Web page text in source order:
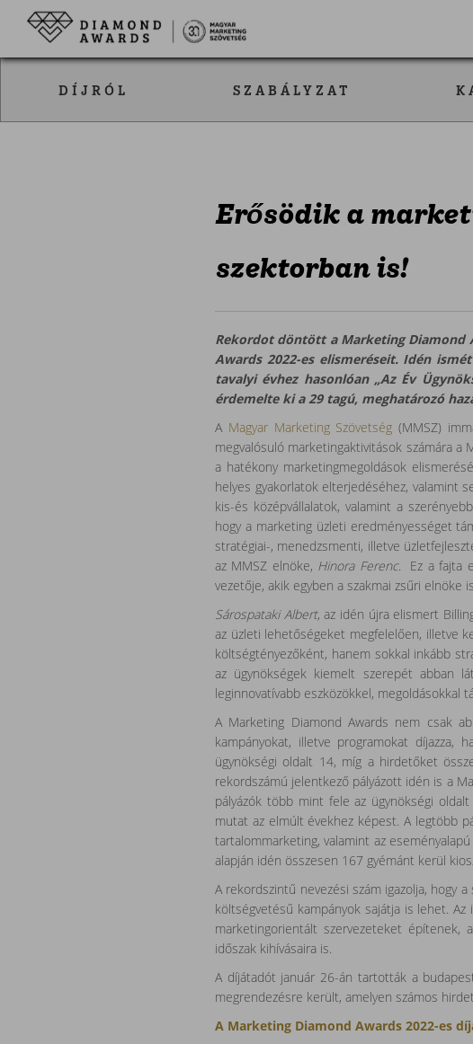
DÍJRÓL SZABÁLYZAT
Erősödik a
szektorban is!
Rekordot döntött a Marketing Diamond
Awards 2022-es elismeréseit. Idén
tavalyi évhez hasonlóan „Az Év
érdemelte ki a 29 tagú, meghatározó
A Magyar Marketing Szövetség (MMSZ)
megvalósuló marketingaktivitások számára a
a hatékony marketingmegoldások
helyes gyakorlatok elterjedéséhez, valamint
kis-és középvállalatok, valamint a
hogy a marketing üzleti eredményességet
stratégiai-, menedzsmenti, illetve
az MMSZ elnöke, Hinora Ferenc. Ez a fajta
vezetője, akik egyben a szakmai zsűri elnöke
Sárospataki Albert, az idén újra elismert
az üzleti lehetőségeket megfelelően, illetve
költségtényezőként, hanem sokkal inkább
az ügynökségek kiemelt szerepét abban
leginnovatívabb eszközökkel,
A Marketing Diamond Awards nem csak
kampányokat, illetve programokat
ügynökségi oldalt 14, míg a hirdetőket
rekordszámú jelentkező pályázott idén is a
pályázók több mint fele az ügynökségi
mutat az elmúlt évekhez képest. A legtöbb
tartalommarketing, valamint az
alapján idén összesen 167 gyémánt kerül
A rekordszintű nevezési szám igazolja, hogy
költségvetésű kampányok sajátja is lehet.
marketingorientált szervezeteket építenek,
időszak kihívásaira is.
A díjátadót január 26-án tartották a
megrendezésre került, amelyen számos
A Marketing Diamond Awards 2022-es